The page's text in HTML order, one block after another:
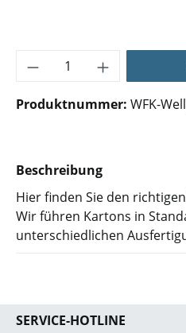
Produkt Anzahl:
Produktnummer: WFK-
Beschreibung
Hier finden Sie den
Wir führen Kartons in
unterschiedlichen
SERVICE-HOTLINE